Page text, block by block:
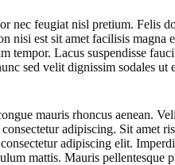
feugiat nisl pretium. Felis
est sit amet facilisis
tempor. Lacus suspendisse
sed velit dignissim sodales
mauris rhoncus aenean.
adipiscing. Sit
adipiscing elit.
mattis. Mauris